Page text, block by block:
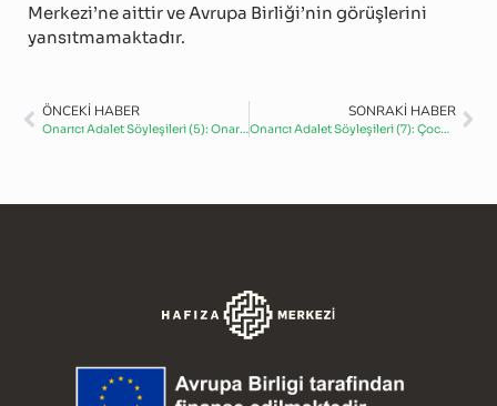
Merkezi’ne aittir ve Avrupa Birliği’nin görüşlerini
yansıtmamaktadır.
ÖNCEKİ HABER
Onarıcı Adalet Söyleşileri (5): Onarıcı adaletin çocuk haklarıyla ilişkisi ve yerel yönetimlerin rolü
SONRAKİ HABER
Onarıcı Adalet Söyleşileri (7): Çocuk hakları, dayanışma ve onarım